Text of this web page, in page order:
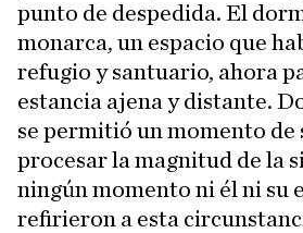
punto de despedida. El
monarca, un espacio que
refugio y santuario, ahora
estancia ajena y distante.
se permitió un momento de
procesar la magnitud de la
ningún momento ni él ni su
refirieron a esta